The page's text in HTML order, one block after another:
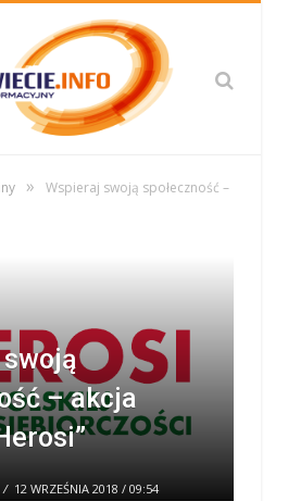
»
Wspieraj swoją społeczność –
– akcja
/ 12 WRZEŚNIA 2018 / 09:54